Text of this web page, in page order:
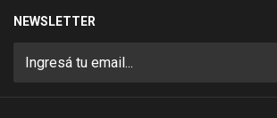
NEWSLETTER